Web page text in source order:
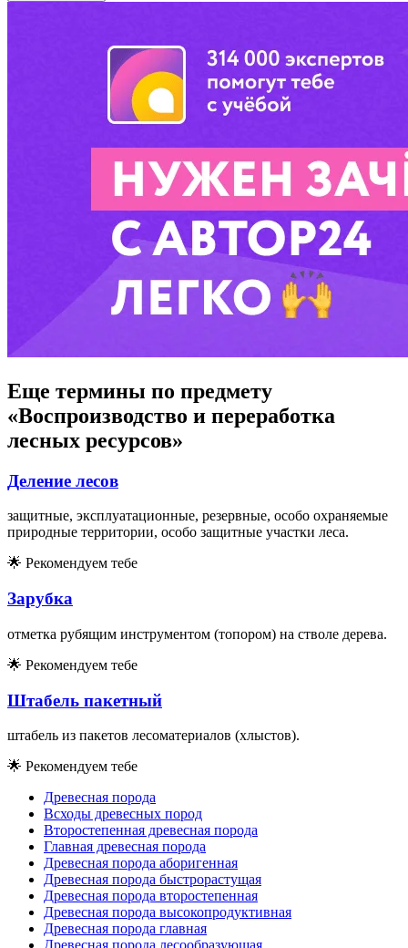
Еще термины по предмету
«Воспроизводство и переработка
лесных ресурсов»
Деление лесов
защитные, эксплуатационные, резервные, особо охраняемые
природные территории, особо защитные участки леса.
🌟 Рекомендуем тебе
Зарубка
отметка рубящим инструментом (топором) на стволе дерева.
🌟 Рекомендуем тебе
Штабель пакетный
штабель из пакетов лесоматериалов (хлыстов).
🌟 Рекомендуем тебе
Древесная порода
Всходы древесных пород
Второстепенная древесная порода
Главная древесная порода
Древесная порода аборигенная
Древесная порода быстрорастущая
Древесная порода второстепенная
Древесная порода высокопродуктивная
Древесная порода главная